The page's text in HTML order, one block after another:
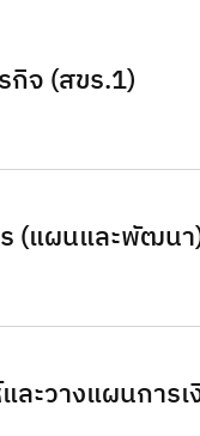
จ (สขร.1)
(แผนและพัฒนา
ละวางแผนการ